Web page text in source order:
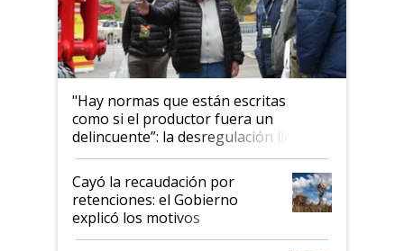
"Hay normas que están escritas
como si el productor fuera un
delincuente”: la desregulación llegó
al Congreso Aapresid y hasta se
habló del financiamiento al IPCVA
Cayó la recaudación por
retenciones: el Gobierno
explicó los motivos